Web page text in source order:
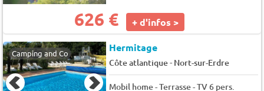
626 € + d'infos >
Camping and Co Hermitage
Côte atlantique- Nort-sur-Erdre
Mobil home - Terrasse - TV 6 pers.